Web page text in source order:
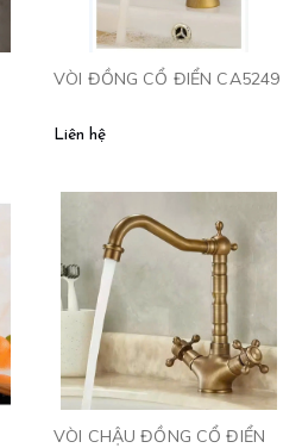
VÒI ĐỒNG CỔ ĐIỂN CA5249
Liên hệ
VÒI CHẬU ĐỒNG CỔ ĐIỂN